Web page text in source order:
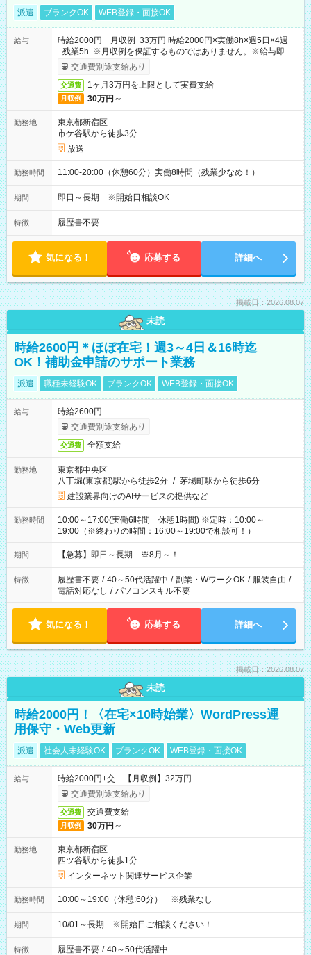
派遣 ブランクOK WEB登録・面接OK
給与
時給2000円 月収例 33万円 時給2000円×実働8h×週5日×4週
+残業5h ※月収例を保証するものではありません。※給与即受
取りサービス利用可（利用条件有）
交通費別途支給あり
交通費 1ヶ月3万円を上限として実費支給
月収例 30万円～
勤務地
東京都新宿区
市ケ谷駅から徒歩3分
放送
勤務時間 11:00-20:00（休憩60分）実働8時間（残業少なめ！）
期間 即日～長期 ※開始日相談OK
特徴 履歴書不要
気になる！ 応募する 詳細へ
掲載日：2026.08.07
未読
時給2600円＊ほぼ在宅！週3～4日＆16時迄
OK！補助金申請のサポート業務
派遣 職種未経験OK ブランクOK WEB登録・面接OK
給与
時給2600円
交通費別途支給あり
交通費 全額支給
勤務地
東京都中央区
八丁堀(東京都)駅から徒歩2分 / 茅場町駅から徒歩6分
建設業界向けのAIサービスの提供など
勤務時間
10:00～17:00(実働6時間 休憩1時間) ※定時：10:00～
19:00（※終わりの時間：16:00～19:00で相談可！）
期間 【急募】即日～長期 ※8月～！
特徴 履歴書不要 / 40～50代活躍中 / 副業・WワークOK / 服装自由 /
電話対応なし / パソコンスキル不要
気になる！ 応募する 詳細へ
掲載日：2026.08.07
未読
時給2000円！〈在宅×10時始業〉WordPress運
用保守・Web更新
派遣 社会人未経験OK ブランクOK WEB登録・面接OK
給与
時給2000円+交 【月収例】32万円
交通費別途支給あり
交通費 交通費支給
月収例 30万円～
勤務地
東京都新宿区
四ツ谷駅から徒歩1分
インターネット関連サービス企業
勤務時間 10:00～19:00（休憩:60分） ※残業なし
期間 10/01～長期 ※開始日ご相談ください！
特徴 履歴書不要 / 40～50代活躍中